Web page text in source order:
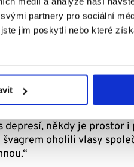
partnery pro sociální
jim poskytli nebo které
pro mě bylo
s chemoterapií. První
Následovaly
manžel musel
depresí, někdy je prostor i
oholili vlasy